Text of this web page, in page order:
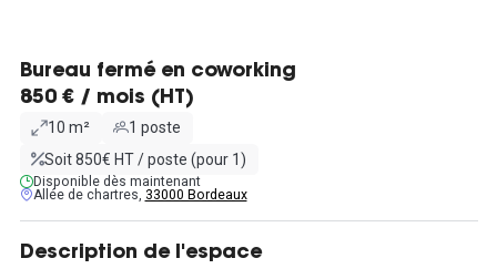
Bureau fermé en coworking
850 € / mois (HT)
10 m²
1 poste
Soit 850€ HT / poste (pour 1)
Disponible dès maintenant
Allée de chartres, 33000 Bordeaux
Description de l'espace